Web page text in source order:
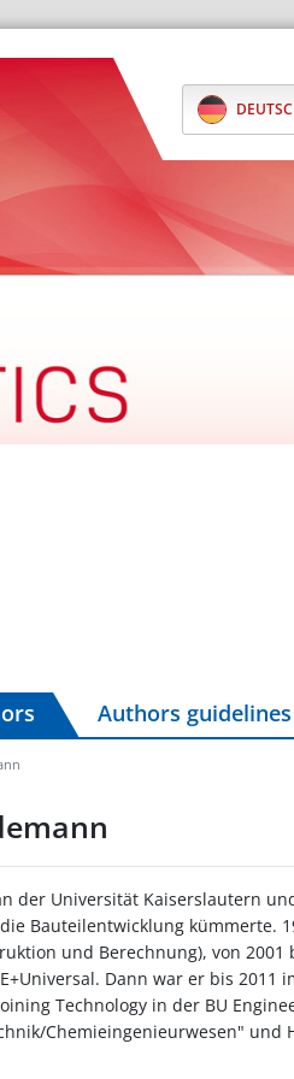
Authors guidelines
der Universität Kaiserslautern
Bauteilentwicklung
und Berechnung), von
Dann war er bis
Technology in der BU
Chemieingenieurwesen" und